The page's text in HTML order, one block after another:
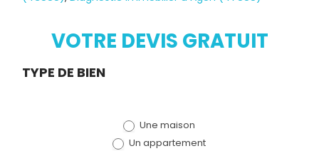
VOTRE DEVIS GRATUIT
Demande
TYPE DE BIEN
Une maison
Un appartement